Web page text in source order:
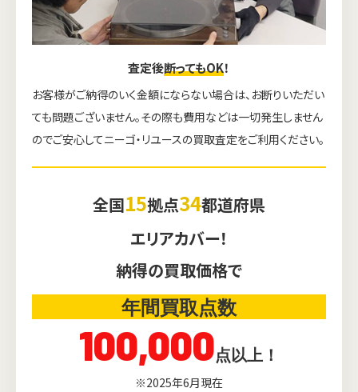
査定後断ってもOK！
お客様がご納得のいく金額にならない場合は、お断りいただい
ても問題ございません。その際も費用などは一切発生しません
のでご安心してニーゴ・リユースの買取査定をご利用ください。
全国15拠点34都道府県
エリアカバー！
納得の買取価格で
年間買取点数
100,000点以上！
※2025年6月現在